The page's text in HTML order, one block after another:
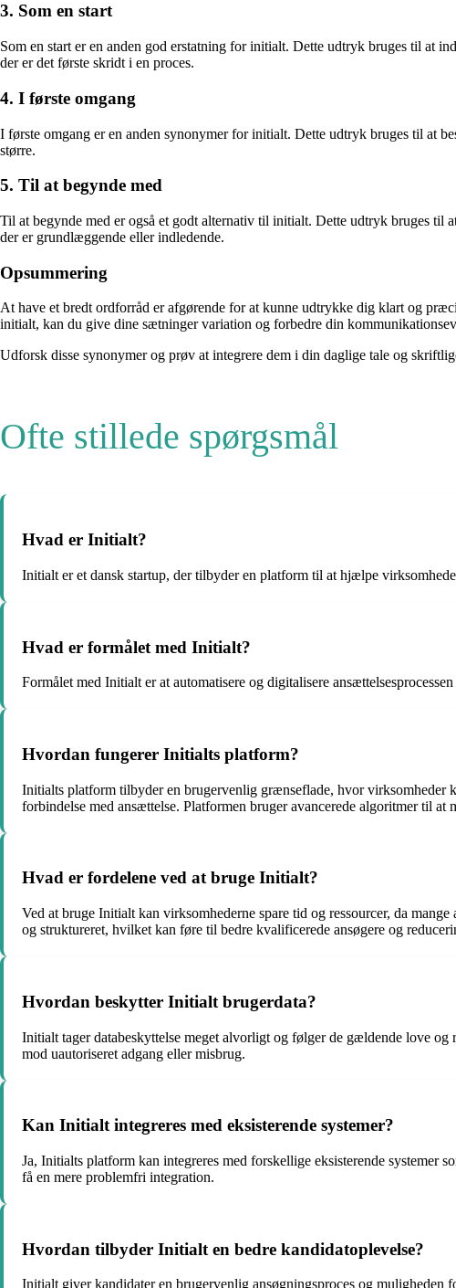
3. Som en start
Som en start er en anden god erstatning for initialt. Dette udtryk bruges til at
der er det første skridt i en proces.
4. I første omgang
I første omgang er en anden synonymer for initialt. Dette udtryk bruges til at
større.
5. Til at begynde med
Til at begynde med er også et godt alternativ til initialt. Dette udtryk bruges til
der er grundlæggende eller indledende.
Opsummering
At have et bredt ordforråd er afgørende for at kunne udtrykke dig klart og
initialt, kan du give dine sætninger variation og forbedre din
Udforsk disse synonymer og prøv at integrere dem i din daglige tale og
Ofte stillede spørgsmål
Hvad er Initialt?
Initialt er et dansk startup, der tilbyder en platform til at hjælpe
Hvad er formålet med Initialt?
Formålet med Initialt er at automatisere og digitalisere
Hvordan fungerer Initialts platform?
Initialts platform tilbyder en brugervenlig grænseflade, hvor virksomheder
forbindelse med ansættelse. Platformen bruger avancerede algoritmer til at
Hvad er fordelene ved at bruge Initialt?
Ved at bruge Initialt kan virksomhederne spare tid og ressourcer, da
og struktureret, hvilket kan føre til bedre kvalificerede ansøgere og
Hvordan beskytter Initialt brugerdata?
Initialt tager databeskyttelse meget alvorligt og følger de gældende love
mod uautoriseret adgang eller misbrug.
Kan Initialt integreres med eksisterende systemer?
Ja, Initialts platform kan integreres med forskellige eksisterende systemer
få en mere problemfri integration.
Hvordan tilbyder Initialt en bedre kandidatoplevelse?
Initialt giver kandidater en brugervenlig ansøgningsproces og muligheden